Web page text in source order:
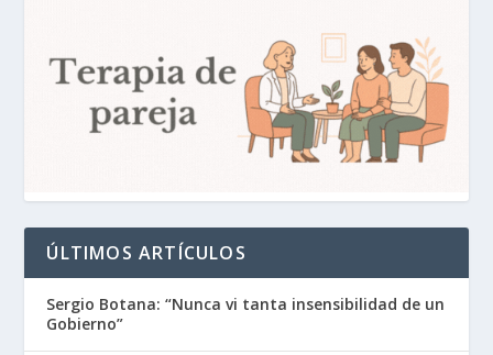
ÚLTIMOS ARTÍCULOS
Sergio Botana: “Nunca vi tanta insensibilidad de un
Gobierno”